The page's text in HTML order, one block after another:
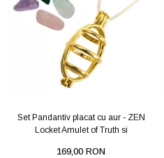
Set Pandantiv placat cu aur - ZEN
Locket Amulet of Truth si
169,00 RON